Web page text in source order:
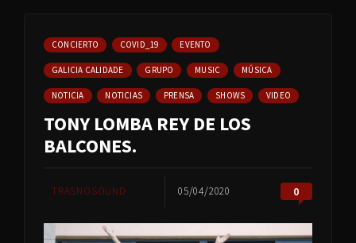
CONCIERTO COVID_19 EVENTO
GALICIA CALIDADE GRUPO MUSIC MÚSICA
NOTICIA NOTICIAS PRENSA SHOWS VIDEO
TONY LOMBA REY DE LOS
BALCONES.
TRASNOSOUND 05/04/2020 0